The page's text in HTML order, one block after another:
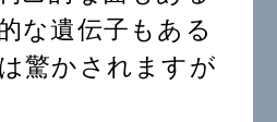
な遺伝子もある
驚かされますが